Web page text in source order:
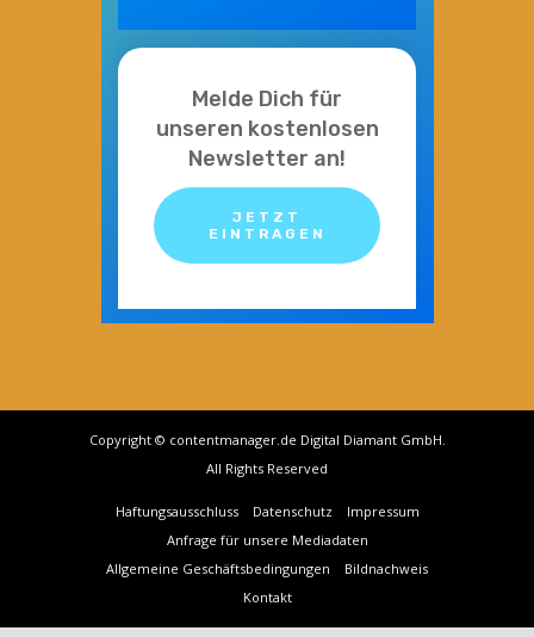
Melde Dich für
unseren kostenlosen
Newsletter an!
JETZT
EINTRAGEN
Copyright © contentmanager.de Digital Diamant GmbH.
All Rights Reserved
Haftungsausschluss Datenschutz
Impressum
Anfrage für unsere Mediadaten
Allgemeine Geschäftsbedingungen
Bildnachweis
Kontakt